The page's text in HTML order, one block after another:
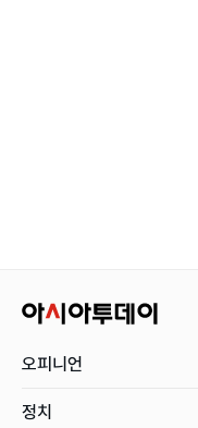
오피니언
정치